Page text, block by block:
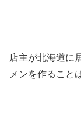
店主が北海道に
メンを作ること